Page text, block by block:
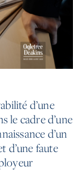
d’une
le cadre d’une
d’un
d’une faute